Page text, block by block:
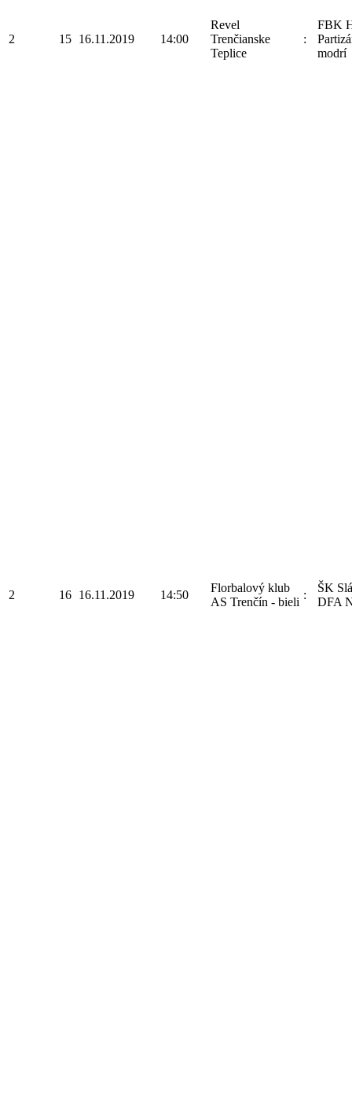
2 15 16.11.2019 14:00
Revel
Trenčianske
Teplice
:
FBK
modrí
2 16 16.11.2019 14:50
Florbalový klub
AS Trenčín - bieli
:
ŠK
DFA